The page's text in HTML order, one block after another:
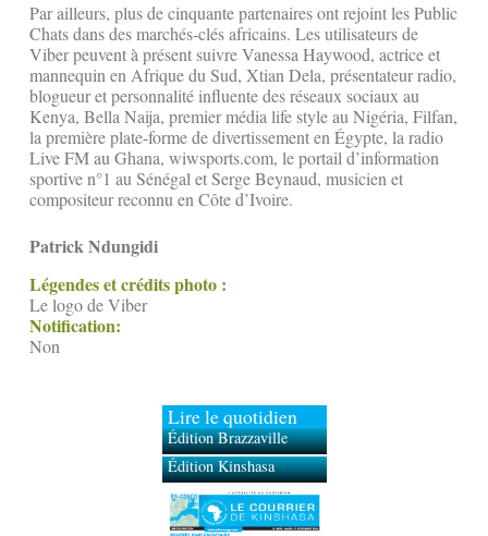
Par ailleurs, plus de cinquante partenaires ont rejoint les Public
Chats dans des marchés-clés africains. Les utilisateurs de
Viber peuvent à présent suivre Vanessa Haywood, actrice et
mannequin en Afrique du Sud, Xtian Dela, présentateur radio,
blogueur et personnalité influente des réseaux sociaux au
Kenya, Bella Naija, premier média life style au Nigéria, Filfan,
la première plate-forme de divertissement en Égypte, la radio
Live FM au Ghana, wiwsports.com, le portail d’information
sportive n°1 au Sénégal et Serge Beynaud, musicien et
compositeur reconnu en Côte d’Ivoire.
Patrick Ndungidi
Légendes et crédits photo :
Le logo de Viber
Notification:
Non
Lire le quotidien
Édition Brazzaville
Édition Kinshasa